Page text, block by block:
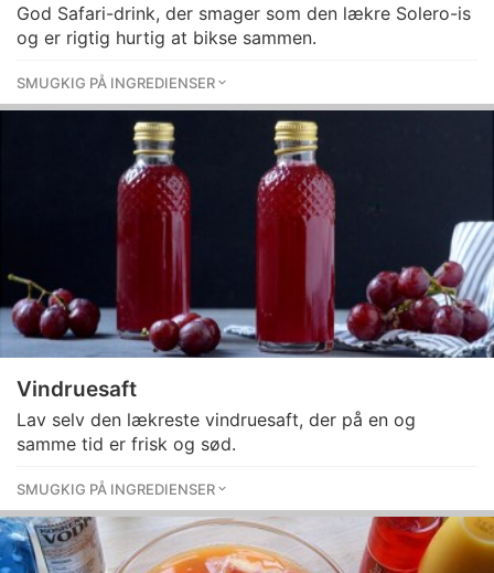
God Safari-drink, der smager som den lækre Solero-is
og er rigtig hurtig at bikse sammen.
SMUGKIG PÅ INGREDIENSER
Vindruesaft
Lav selv den lækreste vindruesaft, der på en og
samme tid er frisk og sød.
SMUGKIG PÅ INGREDIENSER